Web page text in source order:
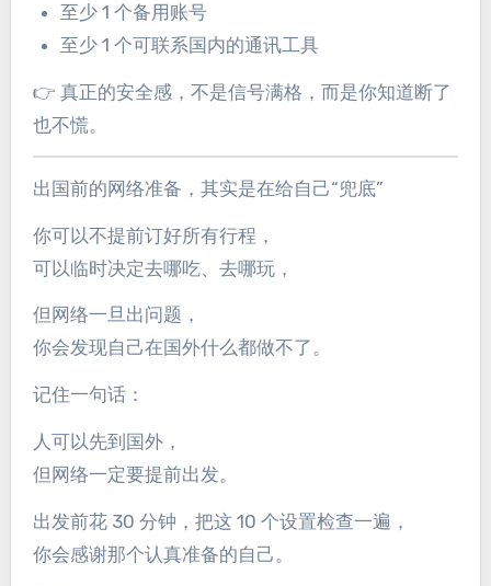
至少 1 个备用账号
至少 1 个可联系国内的通讯工具
👉 真正的安全感，不是信号满格，而是你知道断了
也不慌。
出国前的网络准备，其实是在给自己“兜底”
你可以不提前订好所有行程，
可以临时决定去哪吃、去哪玩，
但网络一旦出问题，
你会发现自己在国外什么都做不了。
记住一句话：
人可以先到国外，
但网络一定要提前出发。
出发前花 30 分钟，把这 10 个设置检查一遍，
你会感谢那个认真准备的自己。